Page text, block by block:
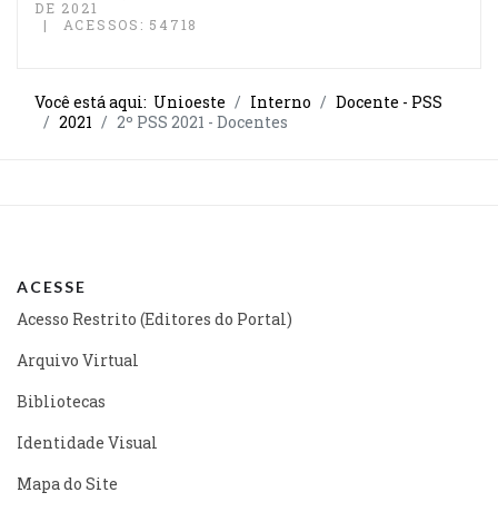
DE 2021
ACESSOS: 54718
Você está aqui: Unioeste Interno
Docente - PSS
2021
2º PSS 2021 - Docentes
ACESSE
Acesso Restrito (Editores do Portal)
Arquivo Virtual
Bibliotecas
Identidade Visual
Mapa do Site